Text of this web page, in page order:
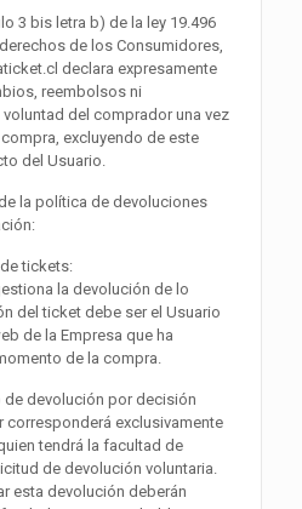
3 bis letra b) de la ley 19.496
de los Consumidores,
declara expresamente
reembolsos ni
del comprador una vez
excluyendo de este
del Usuario.
la política de devoluciones
tickets:
la devolución de lo
del ticket debe ser el Usuario
de la Empresa que ha
de la compra.
devolución por decisión
corresponderá exclusivamente
tendrá la facultad de
de devolución voluntaria.
esta devolución deberán